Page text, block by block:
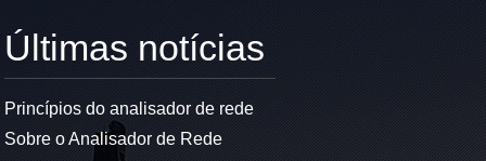
Últimas notícias
Princípios do analisador de rede
Sobre o Analisador de Rede